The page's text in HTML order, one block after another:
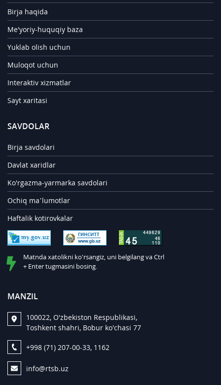
Birja haqida
Me'yoriy-huquqiy baza
Yuklab olish uchun
Muloqot uchun
Interaktiv xizmatlar
Sayt xaritasi
SAVDOLAR
Birja savdolari
Davlat xaridlar
Ko'rgazma-yarmarka savdolari
Ochiq ma’lumotlar
Haftalik kotirovkalar
Matnda xatolikni ko'rsangiz, uni belgilang va Ctrl
+ Enter tugmasini bosing.
MANZIL
100022, O'zbekiston Respublikasi,
Toshkent shahri, Bobur ko'chasi 77
+998 (71) 207-00-33, 1162
info@rtsb.uz